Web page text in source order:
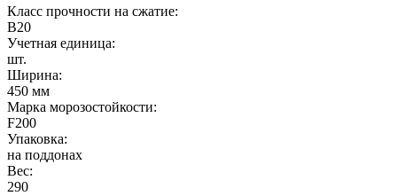
Класс прочности на сжатие:
B20
Учетная единица:
шт.
Ширина:
450 мм
Марка морозостойкости:
F200
Упаковка:
на поддонах
Вес:
290